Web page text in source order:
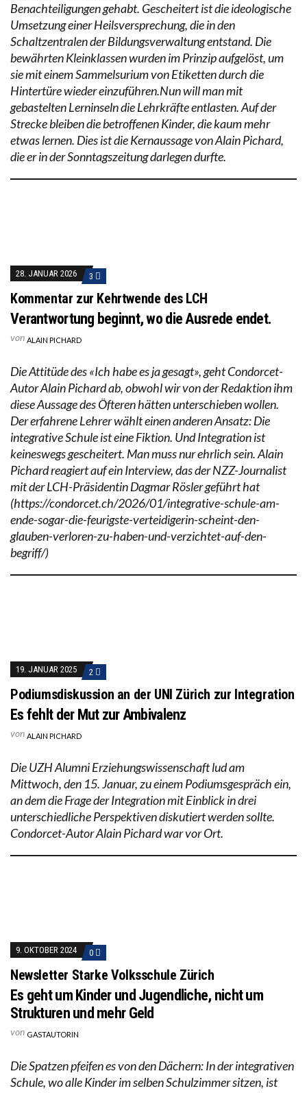
Benachteiligungen gehabt. Gescheitert ist die ideologische
Umsetzung einer Heilsversprechung, die in den
Schaltzentralen der Bildungsverwaltung entstand. Die
bewährten Kleinklassen wurden im Prinzip aufgelöst, um
sie mit einem Sammelsurium von Etiketten durch die
Hintertüre wieder einzuführen.Nun will man mit
gebastelten Lerninseln die Lehrkräfte entlasten. Auf der
Strecke bleiben die betroffenen Kinder, die kaum mehr
etwas lernen. Dies ist die Kernaussage von Alain Pichard,
die er in der Sonntagszeitung darlegen durfte.
28. JANUAR 2026 3
Kommentar zur Kehrtwende des LCH
Verantwortung beginnt, wo die Ausrede endet.
von ALAIN PICHARD
Die Attitüde des «Ich habe es ja gesagt», geht Condorcet-
Autor Alain Pichard ab, obwohl wir von der Redaktion ihm
diese Aussage des Öfteren hätten unterschieben wollen.
Der erfahrene Lehrer wählt einen anderen Ansatz: Die
integrative Schule ist eine Fiktion. Und Integration ist
keineswegs gescheitert. Man muss nur ehrlich sein. Alain
Pichard reagiert auf ein Interview, das der NZZ-Journalist
mit der LCH-Präsidentin Dagmar Rösler geführt hat
(https://condorcet.ch/2026/01/integrative-schule-am-
ende-sogar-die-feurigste-verteidigerin-scheint-den-
glauben-verloren-zu-haben-und-verzichtet-auf-den-
begriff/)
19. JANUAR 2025 2
Podiumsdiskussion an der UNI Zürich zur Integration
Es fehlt der Mut zur Ambivalenz
von ALAIN PICHARD
Die UZH Alumni Erziehungswissenschaft lud am
Mittwoch, den 15. Januar, zu einem Podiumsgespräch ein,
an dem die Frage der Integration mit Einblick in drei
unterschiedliche Perspektiven diskutiert werden sollte.
Condorcet-Autor Alain Pichard war vor Ort.
9. OKTOBER 2024 0
Newsletter Starke Volksschule Zürich
Es geht um Kinder und Jugendliche, nicht um
Strukturen und mehr Geld
von GASTAUTORIN
Die Spatzen pfeifen es von den Dächern: In der integrativen
Schule, wo alle Kinder im selben Schulzimmer sitzen, ist